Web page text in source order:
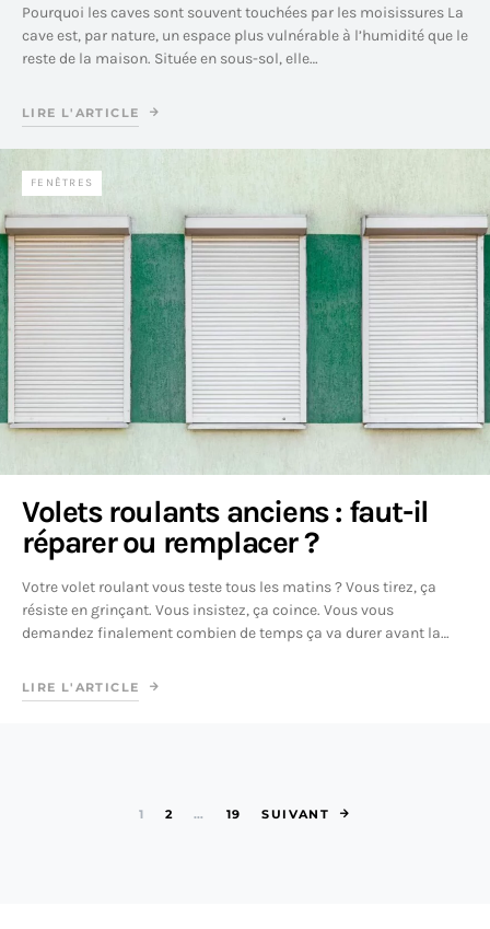
Pourquoi les caves sont souvent touchées par les moisissures La
cave est, par nature, un espace plus vulnérable à l’humidité que le
reste de la maison. Située en sous-sol, elle…
LIRE L'ARTICLE
FENÊTRES
Volets roulants anciens : faut-il
réparer ou remplacer ?
Votre volet roulant vous teste tous les matins ? Vous tirez, ça
résiste en grinçant. Vous insistez, ça coince. Vous vous
demandez finalement combien de temps ça va durer avant la…
LIRE L'ARTICLE
Pagination
1 2 … 19 SUIVANT